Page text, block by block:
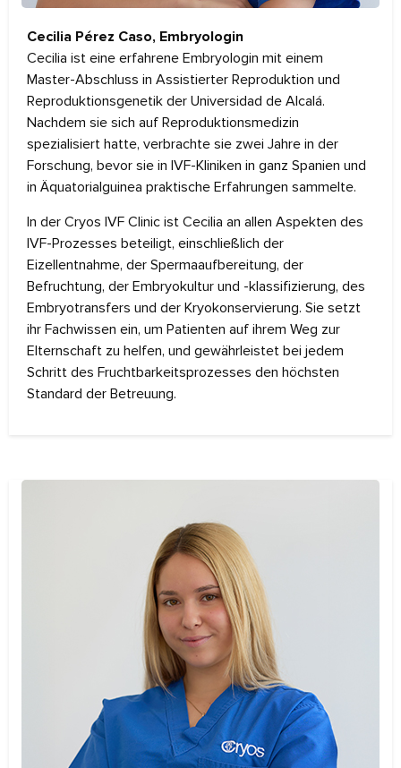
Cecilia Pérez Caso, Embryologin
Cecilia ist eine erfahrene Embryologin mit einem
Master-Abschluss in Assistierter Reproduktion und
Reproduktionsgenetik der Universidad de Alcalá.
Nachdem sie sich auf Reproduktionsmedizin
spezialisiert hatte, verbrachte sie zwei Jahre in der
Forschung, bevor sie in IVF-Kliniken in ganz Spanien und
in Äquatorialguinea praktische Erfahrungen sammelte.
In der Cryos IVF Clinic ist Cecilia an allen Aspekten des
IVF-Prozesses beteiligt, einschließlich der
Eizellentnahme, der Spermaaufbereitung, der
Befruchtung, der Embryokultur und -klassifizierung, des
Embryotransfers und der Kryokonservierung. Sie setzt
ihr Fachwissen ein, um Patienten auf ihrem Weg zur
Elternschaft zu helfen, und gewährleistet bei jedem
Schritt des Fruchtbarkeitsprozesses den höchsten
Standard der Betreuung.